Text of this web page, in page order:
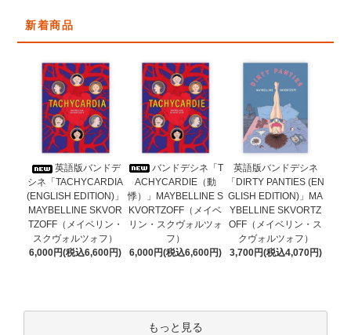
新着商品
英語版バンドデ
シネ「TACHYCARDIA
(ENGLISH EDITION)」
MAYBELLINE SKVOR
TZOFF（メイベリン・
スクヴォルツォフ）
6,000円(税込6,600円)
バンドデシネ「T
ACHYCARDIE（動
悸）」MAYBELLINE S
KVORTZOFF（メイベ
リン・スクヴォルツォ
フ）
6,000円(税込6,600円)
英語版バンドデシネ
「DIRTY PANTIES (EN
GLISH EDITION)」MA
YBELLINE SKVORTZ
OFF（メイベリン・ス
クヴォルツォフ）
3,700円(税込4,070円)
もっと見る